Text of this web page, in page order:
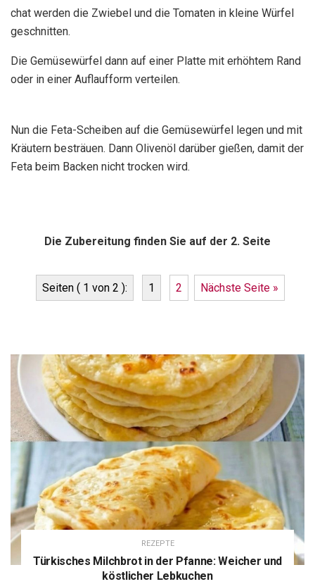
chat werden die Zwiebel und die Tomaten in kleine Würfel
geschnitten.
Die Gemüsewürfel dann auf einer Platte mit erhöhtem Rand
oder in einer Auflaufform verteilen.
Nun die Feta-Scheiben auf die Gemüsewürfel legen und mit
Kräutern besträuen. Dann Olivenöl darüber gießen, damit der
Feta beim Backen nicht trocken wird.
Die Zubereitung finden Sie auf der 2. Seite
Seiten ( 1 von 2 ): 1 2 Nächste Seite »
REZEPTE
Türkisches Milchbrot in der Pfanne: Weicher und
köstlicher Lebkuchen